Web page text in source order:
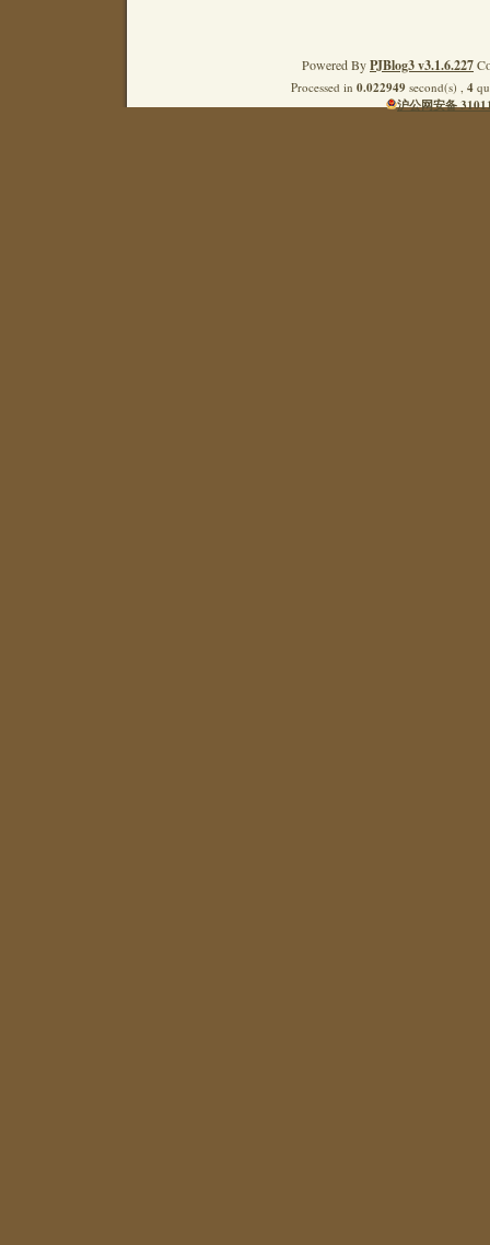
Powered ByPJBlog3 v3.1.6.227
Processed in 0.022949second(s) , 4
沪公网安备